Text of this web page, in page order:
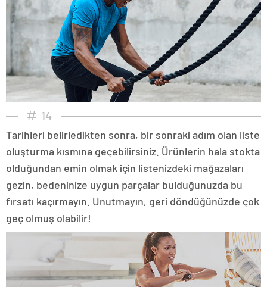
14
Tarihleri belirledikten sonra, bir sonraki adım olan liste
oluşturma kısmına geçebilirsiniz. Ürünlerin hala stokta
olduğundan emin olmak için listenizdeki mağazaları
gezin, bedeninize uygun parçalar bulduğunuzda bu
fırsatı kaçırmayın. Unutmayın, geri döndüğünüzde çok
geç olmuş olabilir!